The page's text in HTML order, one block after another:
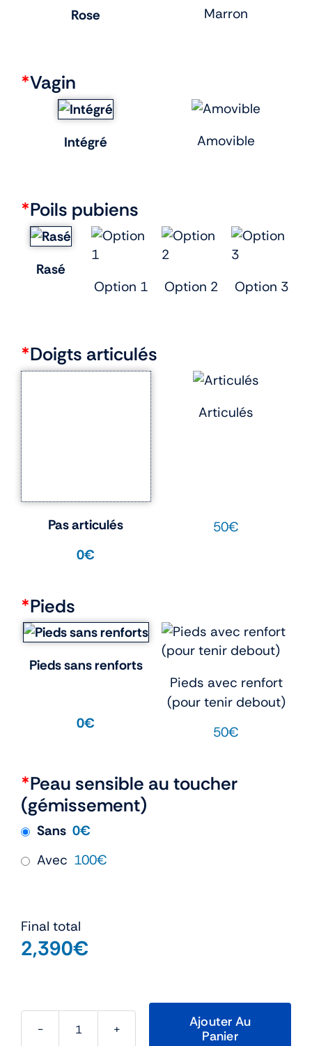
Rose Marron
*Vagin
Intégré Amovible
*Poils pubiens
Rasé
Option 1
Option 2 Option 3
*Doigts articulés
Pas articulés
0€
Articulés
50€
*Pieds
Pieds sans renforts
0€
Pieds avec renfort
(pour tenir debout)
50€
*Peau sensible au toucher
(gémissement)
Sans 0€
Avec 100€
Final total
2,390€
quantité
Ajouter Au
Panier